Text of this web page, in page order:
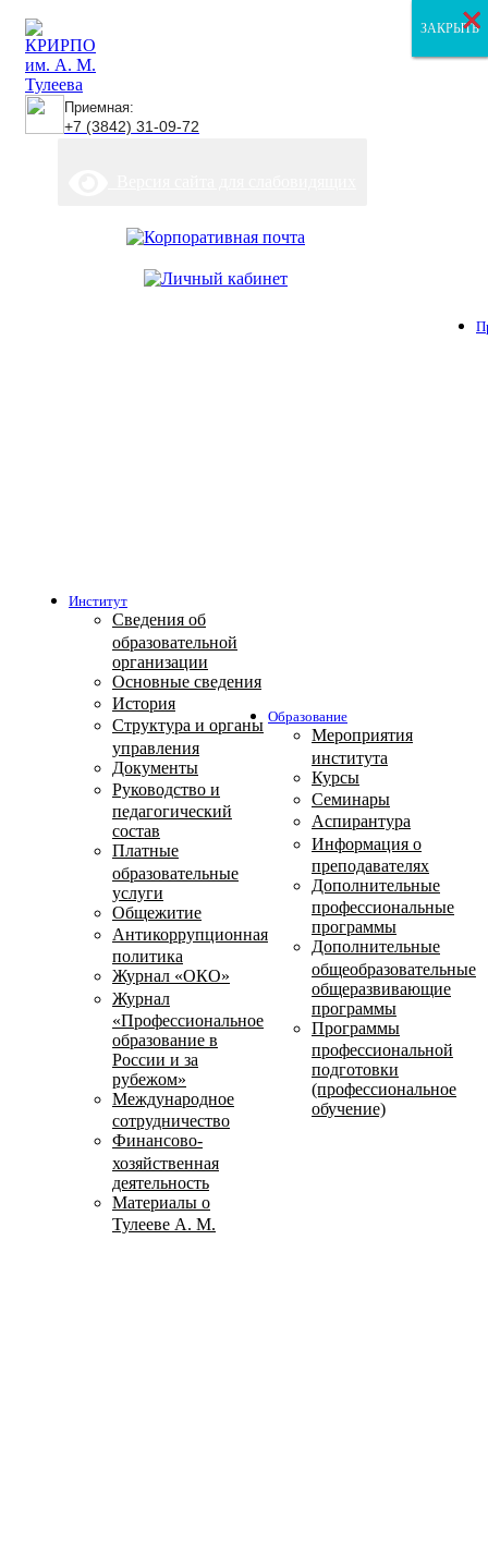
Приемная:
+7 (3842) 31-09-72
Институт
Сведения об
образовательной
организации
Основные сведения
История
Структура и органы
управления
Документы
Руководство и
педагогический
состав
Платные
образовательные
услуги
Общежитие
Антикоррупционная
политика
Журнал «ОКО»
Журнал
«Профессиональное
образование в
России и за
рубежом»
Международное
сотрудничество
Финансово-
хозяйственная
деятельность
Материалы о
Тулееве А. М.
Образование
Мероприятия
института
Курсы
Семинары
Аспирантура
Информация о
преподавателях
Дополнительные
профессиональные
программы
Дополнительные
общеобразовательные
общеразвивающие
программы
Программы
профессиональной
подготовки
(профессиональное
обучение)
ЗАКРЫТЬ
ЗАКРЫТЬ
ЗАКРЫТЬ
×
×
×